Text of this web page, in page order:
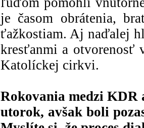
je časom obrátenia,
ťažkostiam. Aj naďalej
kresťanmi a otvorenosť
Katolíckej cirkvi.
Rokovania medzi
utorok, avšak boli